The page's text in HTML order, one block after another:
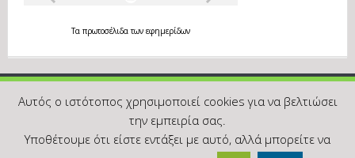
Τα πρωτοσέλιδατων εφημερίδων
2019 Indrama.grΠολιτική Cookies - Απορρήτου & συμμόρφωση
Αυτός ο ιστότοπος χρησιμοποιεί cookies για να βελτιώσει
την εμπειρία σας.
Υποθέτουμε ότι είστε εντάξει με αυτό, αλλά μπορείτε να